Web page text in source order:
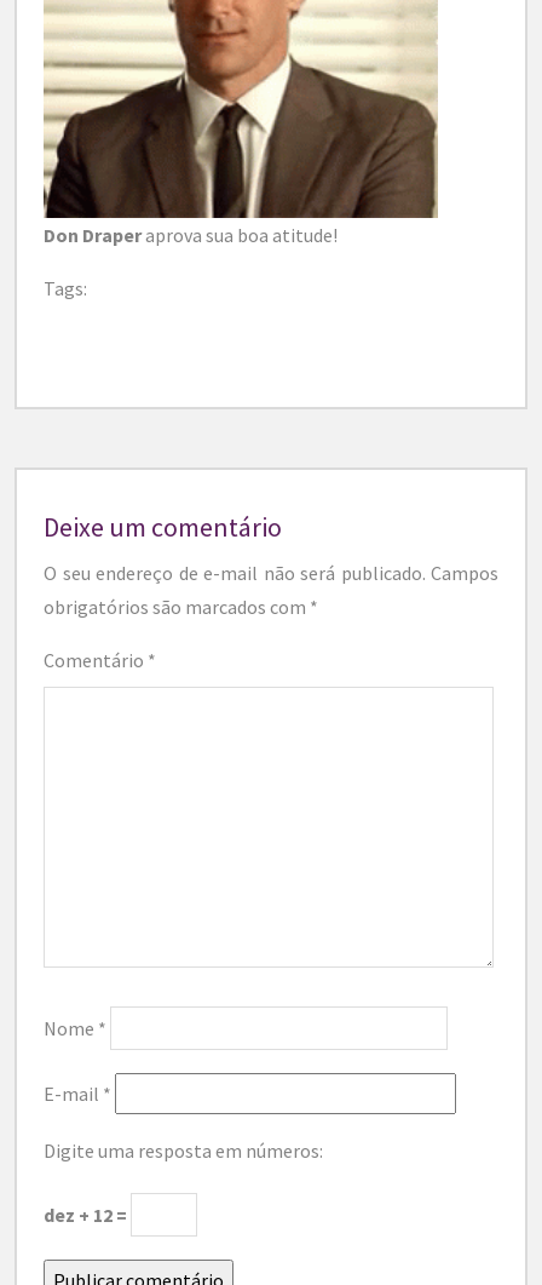
Don Draperaprova sua boa atitude!
Tags:
Deixe um comentário
O seu endereço de e-mail não será publicado. Campos
obrigatórios são marcados com *
Comentário *
Nome *
E-mail *
Digite uma resposta em números:
dez + 12 =